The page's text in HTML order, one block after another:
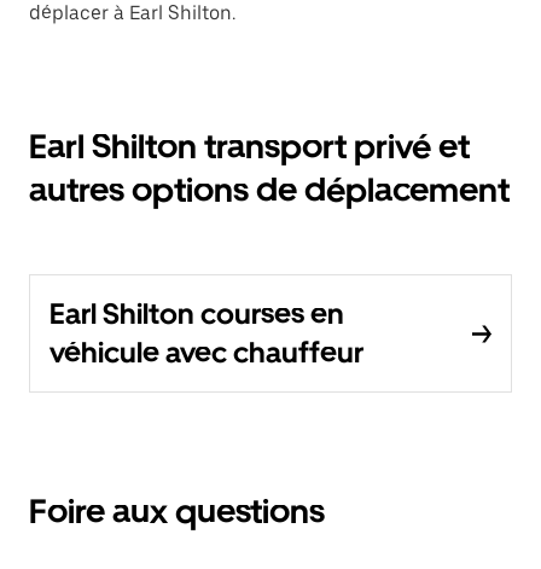
déplacer à Earl Shilton.
Earl Shilton transport privé et
autres options de déplacement
Earl Shilton courses en
véhicule avec chauffeur
Foire aux questions